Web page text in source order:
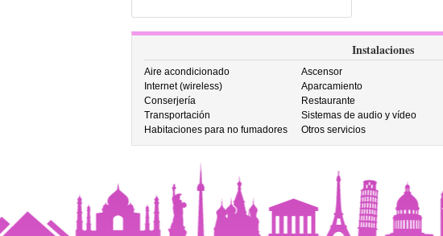
Instalaciones
Aire acondicionado Ascensor
Internet (wireless)
Aparcamiento
Conserjería
Restaurante
Transportación
Sistemas de audio y vídeo
Habitaciones para no fumadores
Otros servicios